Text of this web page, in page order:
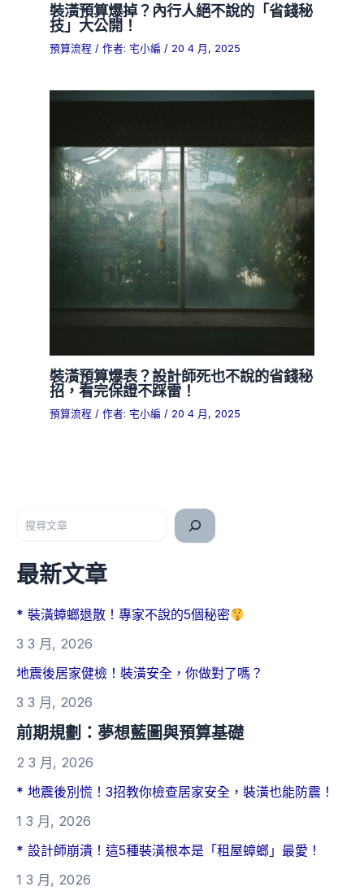
裝潢預算爆掉？內行人絕不說的「省錢秘
技」大公開！
預算流程 / 作者: 宅小編/ 20 4 月, 2025
裝潢預算爆表？設計師死也不說的省錢秘
招，看完保證不踩雷！
預算流程 / 作者: 宅小編/ 20 4 月, 2025
最新文章
* 裝潢蟑螂退散！專家不說的5個秘密
3 3 月, 2026
地震後居家健檢！裝潢安全，你做對了嗎？
3 3 月, 2026
前期規劃：夢想藍圖與預算基礎
2 3 月, 2026
* 地震後別慌！3招教你檢查居家安全，裝潢也能防震！
1 3 月, 2026
* 設計師崩潰！這5種裝潢根本是「租屋蟑螂」最愛！
1 3 月, 2026